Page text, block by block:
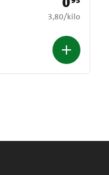
€ 3,80 per kilo
3,80/kilo